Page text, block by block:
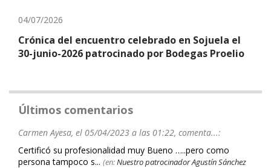
04/07/2026
Crónica del encuentro celebrado en Sojuela el
30-junio-2026 patrocinado por Bodegas Proelio
Últimos comentarios
Carmen Ayesa, el 05/04/2023 a las 01:22, comenta...:
Certificó su profesionalidad muy Bueno …..pero como
persona tampoco s... (en:Nuestro patrocinador Agustín Sánchez